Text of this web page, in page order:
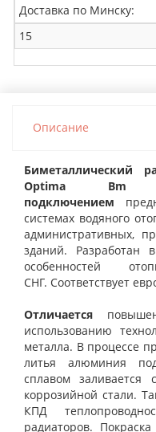
Доставка по Минску:
15
Описание
Биметаллический
Optima
подключением
системах водяного
административных,
зданий. Разработан
особенностей
СНГ. Соответствует
Отличается
использованию
металла. В процессе
литья алюминия
сплавом заливается
коррозийной стали.
КПД
радиаторов.